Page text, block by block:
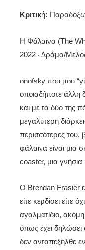
Κριτική:
Η Φάλαινα (The
2022 ‧ Δράμα/
onofsky που μου
οποιαδήποτε άλλη
και με τα δύο της
μεγαλύτερη
περισσότερες
φάλαινα είναι μια
coaster, μια γνήσια
Ο Brendan Frasier
είτε κερδίσει είτε
αγαλματίδιο, ακόμη
όπως έχει
δεν ανταπεξήλθε